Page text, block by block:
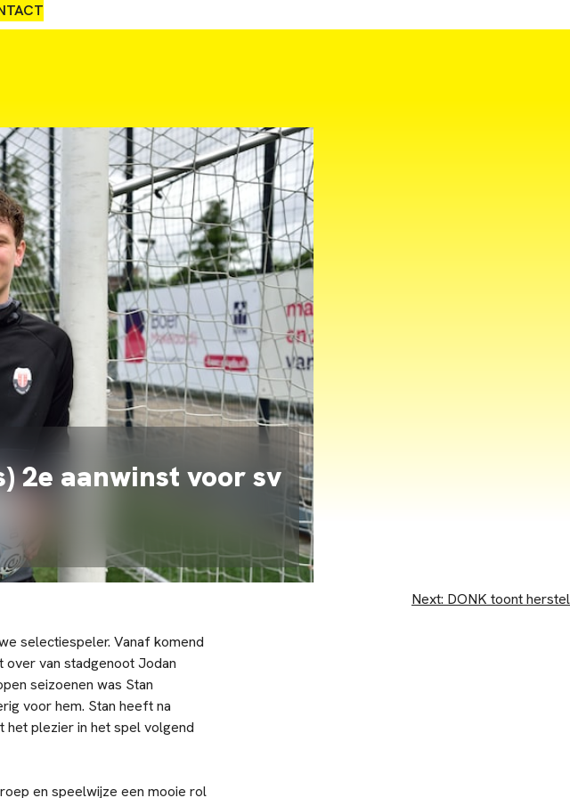
2e aanwinst voor sv
Next: DONK toont herstel
selectiespeler. Vanaf komend
over van stadgenoot Jodan
seizoenen was Stan
voor hem. Stan heeft na
plezier in het spel volgend
en speelwijze een mooie rol